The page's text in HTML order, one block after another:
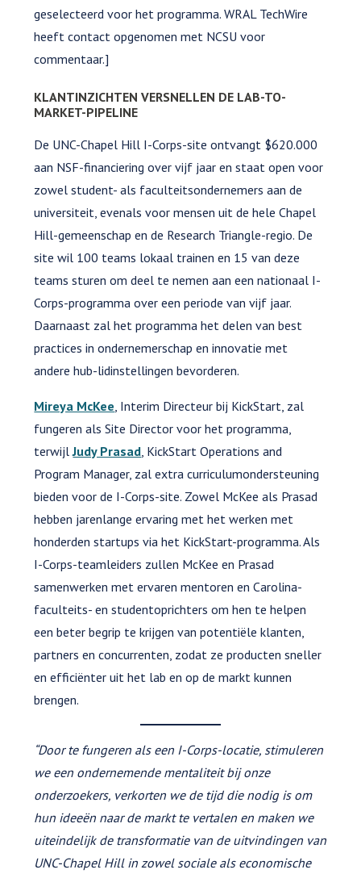
geselecteerd voor het programma. WRAL TechWire
heeft contact opgenomen met NCSU voor
commentaar.]
KLANTINZICHTEN VERSNELLEN DE LAB-TO-
MARKET-PIPELINE
De UNC-Chapel Hill I-Corps-site ontvangt $620.000
aan NSF-financiering over vijf jaar en staat open voor
zowel student- als faculteitsondernemers aan de
universiteit, evenals voor mensen uit de hele Chapel
Hill-gemeenschap en de Research Triangle-regio. De
site wil 100 teams lokaal trainen en 15 van deze
teams sturen om deel te nemen aan een nationaal I-
Corps-programma over een periode van vijf jaar.
Daarnaast zal het programma het delen van best
practices in ondernemerschap en innovatie met
andere hub-lidinstellingen bevorderen.
Mireya McKee, Interim Directeur bij KickStart, zal
fungeren als Site Director voor het programma,
terwijlJudy Prasad, KickStart Operations and
Program Manager, zal extra curriculumondersteuning
bieden voor de I-Corps-site. Zowel McKee als Prasad
hebben jarenlange ervaring met het werken met
honderden startups via het KickStart-programma. Als
I-Corps-teamleiders zullen McKee en Prasad
samenwerken met ervaren mentoren en Carolina-
faculteits- en studentoprichters om hen te helpen
een beter begrip te krijgen van potentiële klanten,
partners en concurrenten, zodat ze producten sneller
en efficiënter uit het lab en op de markt kunnen
brengen.
“Door te fungeren als een I-Corps-locatie, stimuleren
we een ondernemende mentaliteit bij onze
onderzoekers, verkorten we de tijd die nodig is om
hun ideeën naar de markt te vertalen en maken we
uiteindelijk de transformatie van de uitvindingen van
UNC-Chapel Hill in zowel sociale als economische